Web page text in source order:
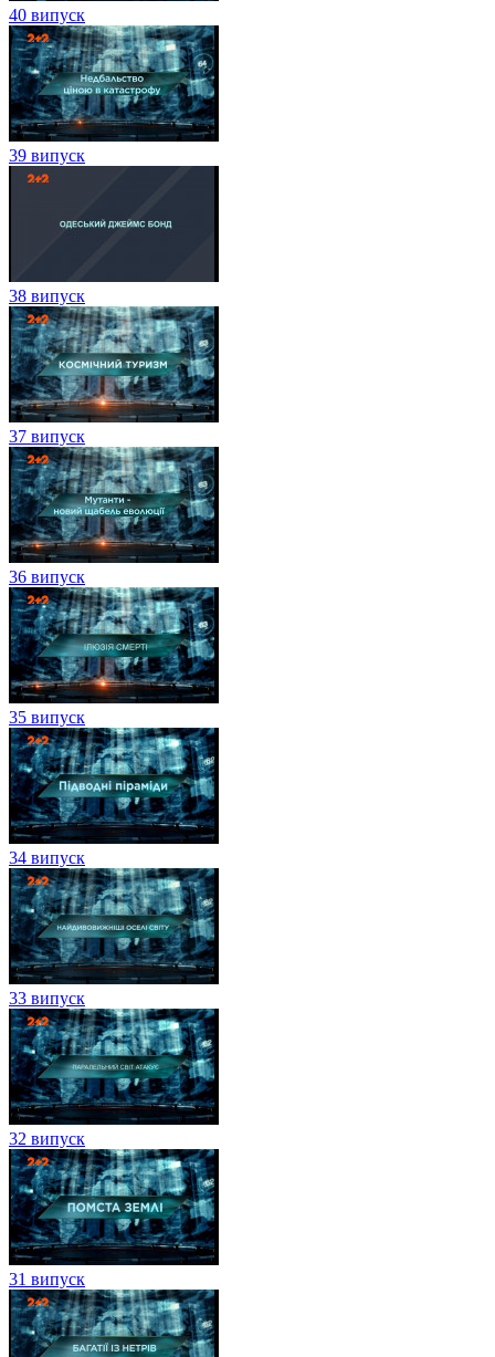
40 випуск
39 випуск
38 випуск
37 випуск
36 випуск
35 випуск
34 випуск
33 випуск
32 випуск
31 випуск